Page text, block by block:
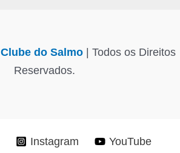
Clube do Salmo | Todos os Direitos
Reservados.
Instagram YouTube